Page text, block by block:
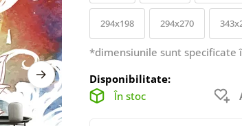
294x198 294x270
*dimensiunile sunt specificate
Disponibilitate:
În stoc